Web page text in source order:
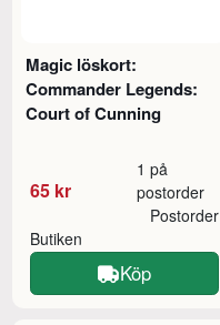
Magic löskort:
Commander Legends:
Court of Cunning
65 kr
1 på
postorder
Butiken
Postorder
Köp